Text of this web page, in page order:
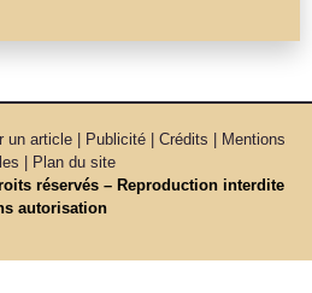
un article | Publicité | Crédits | Mentions
| Plan du site
réservés – Reproduction interdite
autorisation